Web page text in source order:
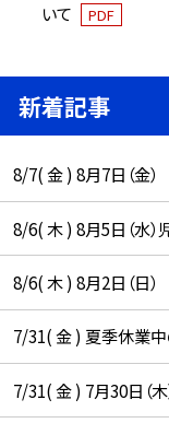
いて
PDF
新着記事
8/7( 金 ) 8月7日（金
8/6( 木 ) 8月5日（水
8/6( 木 ) 8月2日（日
7/31( 金 ) 夏季休業
7/31( 金 ) 7月30日（